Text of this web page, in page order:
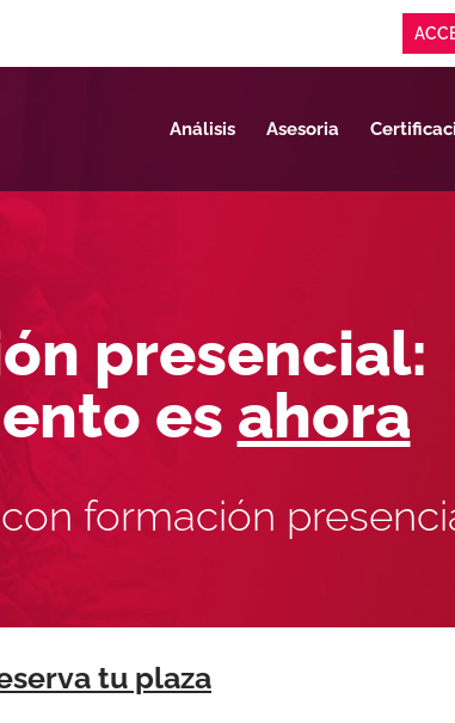
Análisis Asesoria
presencial:
es ahora
formación
tu plaza